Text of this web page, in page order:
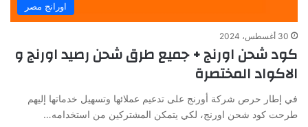
اورانج مصر
30 أغسطس، 2024
كود شحن اورنج + جميع طرق شحن رصيد اورنج و
الاكواد المختصرة
في إطار حرص شركة أورنج على تدعيم عملائها وتسهيل خدماتها إليهم
طرحت كود شحن اورنج، لكي يتمكن المشتركين من استخدامه…